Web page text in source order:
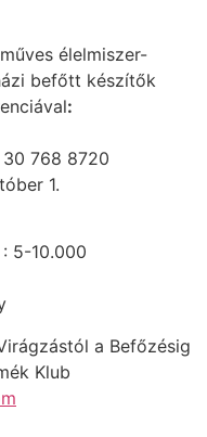
élelmiszer-
befőtt készítők
:
768 8720
1.
5-10.000
a Befőzésig
Klub